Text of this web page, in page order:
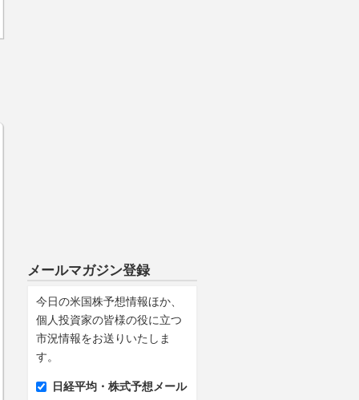
メールマガジン登録
今日の米国株予想情報ほか、
個人投資家の皆様の役に立つ
市況情報をお送りいたしま
す。
日経平均・株式予想メール